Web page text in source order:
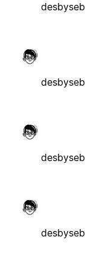
desbyseb
desbyseb
desbyseb
desbyseb